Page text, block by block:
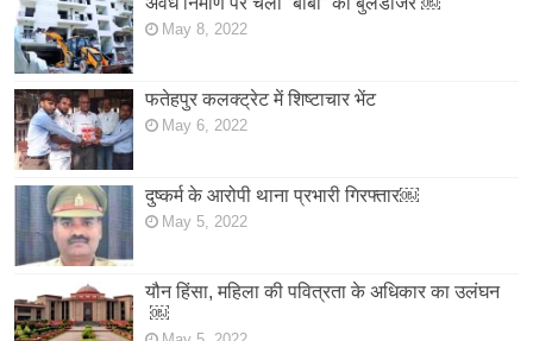
May 8, 2022
फतेहपुर कलक्ट्रेट में शिष्टाचार भेंट
May 6, 2022
दुष्कर्म के आरोपी थाना प्रभारी गिरफ्तार￼
May 5, 2022
यौन हिंसा, महिला की पवित्रता के अधिकार का उलंघन
￼